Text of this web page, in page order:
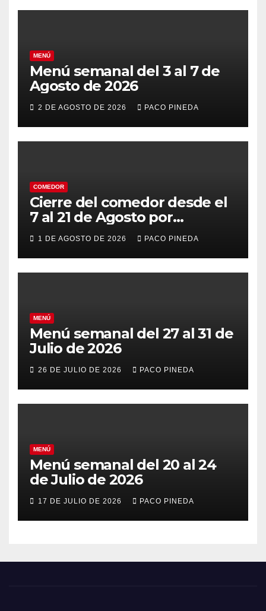
MENÚ
Menú semanal del 3 al 7 de
Agosto de 2026
2 DE AGOSTO DE 2026 PACO PINEDA
COMEDOR
Cierre del comedor desde el
7 al 21 de Agosto por
vacaciones
1 DE AGOSTO DE 2026 PACO PINEDA
MENÚ
Menú semanal del 27 al 31 de
Julio de 2026
26 DE JULIO DE 2026 PACO PINEDA
MENÚ
Menú semanal del 20 al 24
de Julio de 2026
17 DE JULIO DE 2026 PACO PINEDA